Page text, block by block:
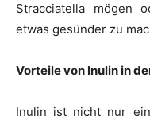
Stracciatella mögen
etwas gesünder zu
Vorteile von Inulin in
Inulin ist nicht nur